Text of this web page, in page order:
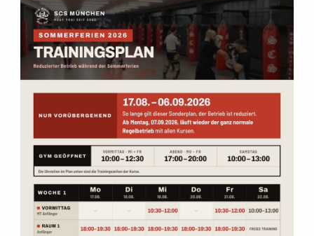
Muay ThaioderKampfsport
ist? Schau einfach zu einem kostenlosemProbetraining
vorbei und überzeuge dich selber. In unseremKampfsport
Studio bieten wir Kurse für alle Stufen an, egal ob Anfänger,
Fortgeschrittene, Wettkämpfer oder Profis.
Zum Probetraining